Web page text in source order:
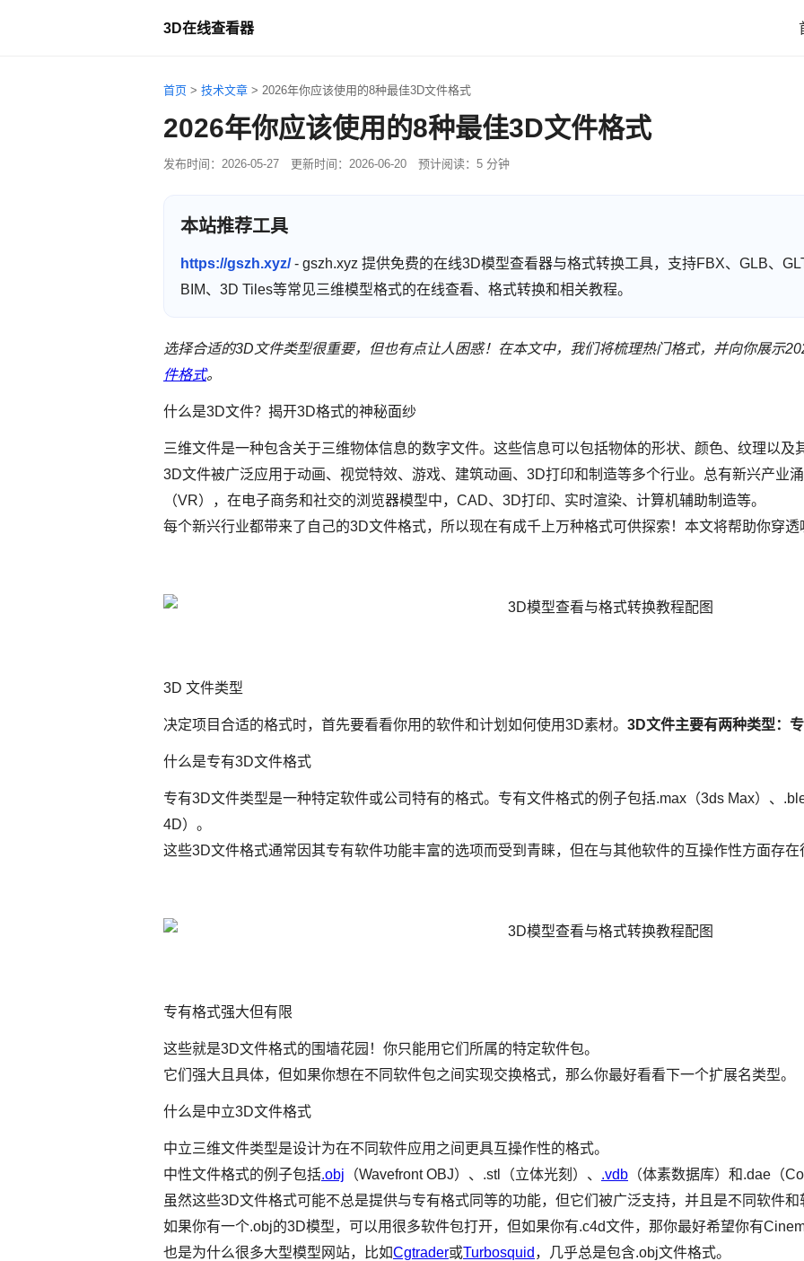
3D在线查看器
首页 > 技术文章 > 2026年你应该使用的8种最佳3D文件格式
2026年你应该使用的8种最佳3D文件格式
发布时间： 2026-05-27 更新时间： 2026-06-20 预计阅读：5 分钟
本站推荐工具
https://gszh.xyz/- gszh.xyz 提供免费的在线3D模型查看器与格式转换工具，支持FBX、GLB、
BIM、3D Tiles等常见三维模型格式的在线查看、格式转换和相关教程。
选择合适的3D文件类型很重要，但也有点让人困惑！在本文中，我们将梳理热门格式，并向你展示
件格式。
什么是3D文件？揭开3D格式的神秘面纱
三维文件是一种包含关于三维物体信息的数字文件。这些信息可以包括物体的形状、颜色、纹理以及
3D文件被广泛应用于动画、视觉特效、游戏、建筑动画、3D打印和制造等多个行业。总有新兴产业
（VR），在电子商务和社交的浏览器模型中，CAD、3D打印、实时渲染、计算机辅助制造等。
每个新兴行业都带来了自己的3D文件格式，所以现在有成千上万种格式可供探索！本文将帮助你穿透
3D 文件类型
决定项目合适的格式时，首先要看看你用的软件和计划如何使用3D素材。 3D文件主要有两种类型：
什么是专有3D文件格式
专有3D文件类型是一种特定软件或公司特有的格式。专有文件格式的例子包括.max（3ds Max）、
4D）。
这些3D文件格式通常因其专有软件功能丰富的选项而受到青睐，但在与其他软件的互操作性方面存在
专有格式强大但有限
这些就是3D文件格式的围墙花园！你只能用它们所属的特定软件包。
它们强大且具体，但如果你想在不同软件包之间实现交换格式，那么你最好看看下一个扩展名类型。
什么是中立3D文件格式
中立三维文件类型是设计为在不同软件应用之间更具互操作性的格式。
中性文件格式的例子包括.obj （Wavefront OBJ）、.stl（立体光刻）、 .vdb （体素数据库）和.dae（
虽然这些3D文件格式可能不总是提供与专有格式同等的功能，但它们被广泛支持，并且是不同软件和
如果你有一个.obj的3D模型，可以用很多软件包打开，但如果你有.c4d文件，那你最好希望你有
也是为什么很多大型模型网站，比如Cgtrader或Turbosquid ，几乎总是包含.obj文件格式。